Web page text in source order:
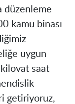
düzenleme
kamu binası
uygun
saat
getiriyoruz,